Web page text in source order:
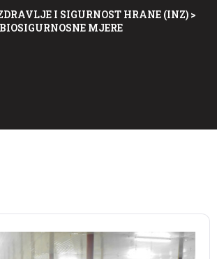
I SIGURNOST HRANE (INZ)>
BIOSIGURNOSNE MJERE